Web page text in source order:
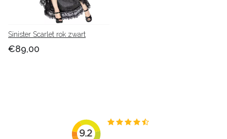
Sinister Scarlet rok zwart
€89,00